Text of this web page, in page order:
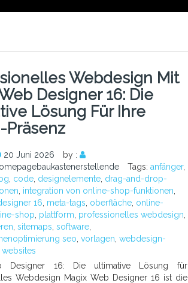
Webdesign Mit
Designer 16: Die
Lösung Für Ihre
Präsenz
20 Juni 2026
by :
Tags: anfänger,
code, designelemente, drag-and-drop-
integration von online-shop-funktionen
16 meta-tags oberfläche, online-
shop plattform professionelles webdesign
sitemaps software,
seo vorlagen webdesign-
websites
Designer 16: Die ultimative Lösung für
Webdesign Magix Web Designer 16 ist die